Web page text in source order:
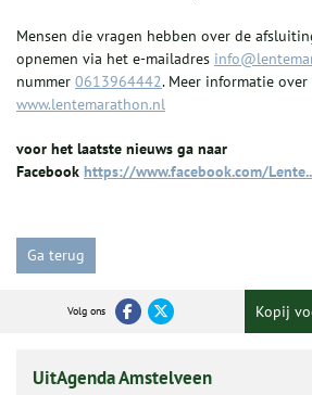
Mensen die vragen hebben over de
opnemen via het e-mailadres
nummer 0613964442. Meer informatie
www.lentemarathon.nl
voor het laatste nieuws ga naar
Facebook https://www.facebook.com/
Ga terug
Volg ons Kopij
UitAgenda Amstelveen